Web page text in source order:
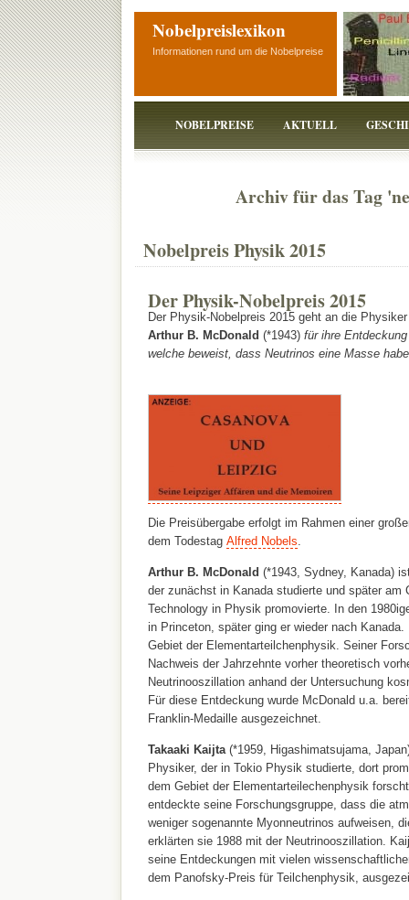
Nobelpreislexikon
Informationen rund um die Nobelpreise
NOBELPREISE AKTUELL
Archiv für das Tag
Nobelpreis Physik 2015
Der Physik-Nobelpreis 2015
Der Physik-Nobelpreis 2015 geht an die
Arthur B. McDonald (*1943)für ihre
welche beweist, dass Neutrinos eine Masse
Die Preisübergabe erfolgt im Rahmen einer
dem Todestag Alfred Nobels
Arthur B. McDonald (*1943, Sydney, Kanada)
der zunächst in Kanada studierte und später am
Technology in Physik promovierte. In den
in Princeton, später ging er wieder nach
Gebiet der Elementarteilchenphysik. Seiner
Nachweis der Jahrzehnte vorher theoretisch
Neutrinooszillation anhand der Untersuchung
Für diese Entdeckung wurde McDonald u.a.
Franklin-Medaille ausgezeichnet.
Takaaki Kaijta(*1959, Higashimatsujama,
Physiker, der in Tokio Physik studierte, dort
dem Gebiet der Elementarteilechenphysik
entdeckte seine Forschungsgruppe, dass die
weniger sogenannte Myonneutrinos aufweisen,
erklärten sie 1988 mit der Neutrinooszillation.
seine Entdeckungen mit vielen
dem Panofsky-Preis für Teilchenphysik,